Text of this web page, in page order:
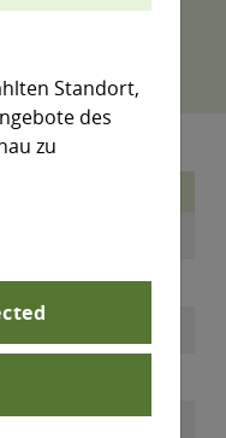
Anhalt
(A4)
Harz (A5)
Standort,
des
zu